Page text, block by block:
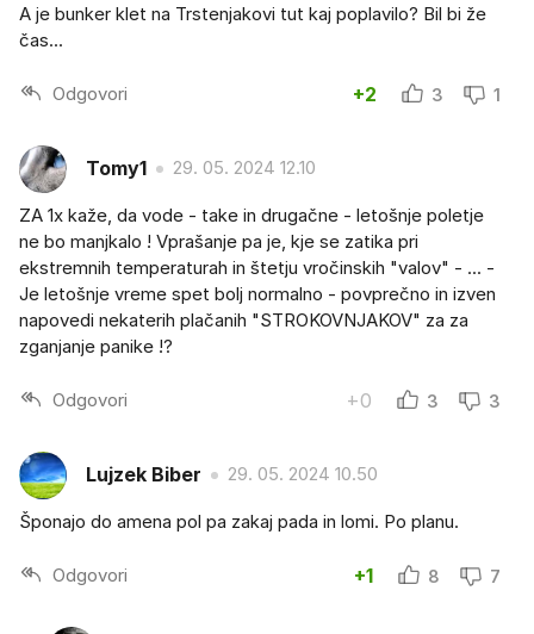
A je bunker klet na Trstenjakovi tut kaj poplavilo? Bil bi že
čas...
Odgovori +2 3 1
Tomy1 29. 05. 2024 12.10
ZA 1x kaže, da vode - take in drugačne - letošnje poletje
ne bo manjkalo ! Vprašanje pa je, kje se zatika pri
ekstremnih temperaturah in štetju vročinskih "valov" - ... -
Je letošnje vreme spet bolj normalno - povprečno in izven
napovedi nekaterih plačanih "STROKOVNJAKOV" za za
zganjanje panike !?
Odgovori +0 3 3
Lujzek Biber 29. 05. 2024 10.50
Šponajo do amena pol pa zakaj pada in lomi. Po planu.
Odgovori +1 8 7